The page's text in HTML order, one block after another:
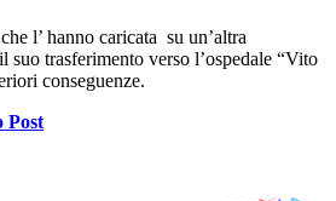
l’ hanno caricata su un’altra
suo trasferimento verso l’ospedale “Vito
conseguenze.
Post